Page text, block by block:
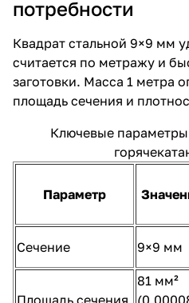
потребности
Квадрат стальной 9×9 мм
считается по метражу и
заготовки. Масса 1 метра
площадь сечения и
Ключевые
Параметр
Сечение 9×9 мм
Площадь сечения
81 мм²